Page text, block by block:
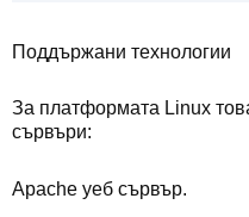
Поддържани технологии
За платформата Linux
сървъри:
Apache уеб сървър.